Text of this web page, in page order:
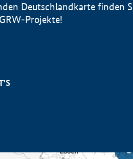
Deutschlandkarte finden
Projekte!